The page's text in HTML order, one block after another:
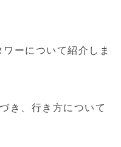
ーについて紹介しま
き、行き方について